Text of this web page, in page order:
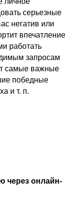
серьезные
негатив или
впечатление
работать
запросам
самые важные
победные
и т. п.
через онлайн-